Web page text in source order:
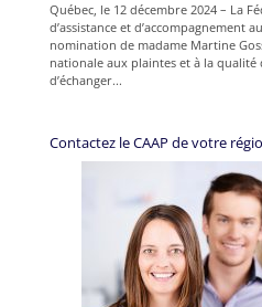
Québec, le 12 décembre 2024 – La
d’assistance et d’accompagnement
nomination de madame Martine
nationale aux plaintes et à la qualité
d’échanger...
Contactez le CAAP de votre